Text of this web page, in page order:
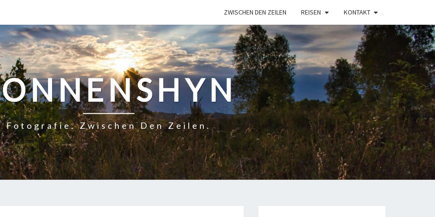
ZWISCHEN DEN ZEILEN REISEN KONTAKT
Fotografie. Zwischen Den Zeilen.